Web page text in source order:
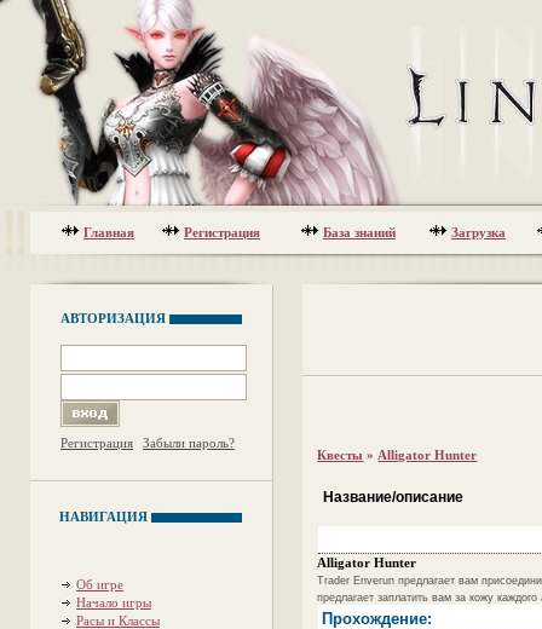
Главная Регистрация База знаний Загрузка
АВТОРИЗАЦИЯ
Регистрация Забыли пароль?
НАВИГАЦИЯ
Об игре
Начало игры
Расы и Классы
Квесты » Alligator Hunter
Название/описание
Alligator Hunter
Trader Enverun предлагает вам
предлагает заплатить вам за кожу каждого
Прохождение: